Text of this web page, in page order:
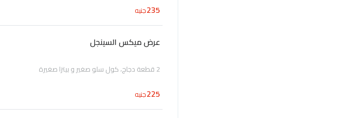
235جنيه
عرض ميكس السينجل
2 قطعة دجاج، كول سلو صغير و بيتزا صغيرة
225جنيه